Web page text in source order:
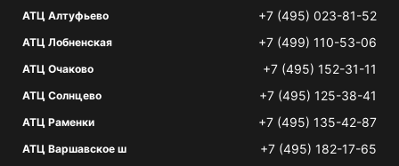
АТЦ Алтуфьево +7 (495) 023-81-52
АТЦ Лобненская +7 (499) 110-53-06
АТЦ Очаково +7 (495) 152-31-11
АТЦ Солнцево +7 (495) 125-38-41
АТЦ Раменки +7 (495) 135-42-87
АТЦ Варшавское ш +7 (495) 182-17-65